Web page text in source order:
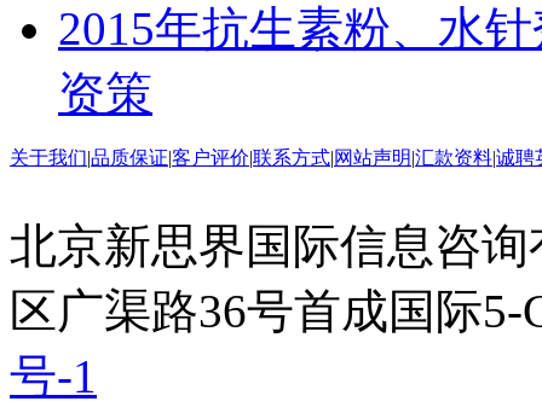
2015年抗生素粉、水
资策
关于我们|品质保证|客户评价|联系方式|网站声明|汇款资料|诚聘
北京新思界国际信息咨
区广渠路36号首成国际
号-1